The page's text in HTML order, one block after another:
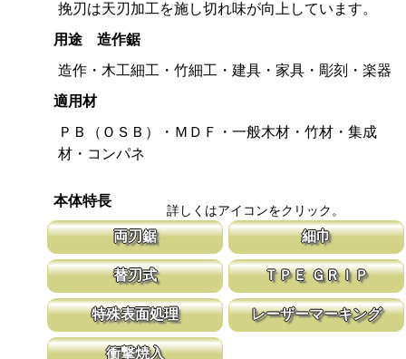
挽刃は天刃加工を施し切れ味が向上しています。
用途 造作鋸
造作・木工細工・竹細工・建具・家具・彫刻・楽器
適用材
ＰＢ（ＯＳＢ）・ＭＤＦ・一般木材・竹材・集成
材・コンパネ
本体特長
詳しくはアイコンをクリック。
両刃鋸
縦挽刃と横挽刃が１丁で使用頂ける造作用の両刃鋸です。 造作鋸
は目立ピッチが標準より小さな目立てを施し、仕上がりも重視して
います。
細巾
刃幅が従来のサイズよりも細くしてあり
幅が細いと安定性が増し、切れ味が向上し
替刃式
新しい鋸刃に取り替える事で、ご購入時の切れ味が復活します。
鋸刃のマーキング（右下）に替刃品番を明記しています。
ＴＰＥ ＧＲＩＰ
グリップ全体を軟質の樹脂で覆い、握りや
性を向上させ、和柄を採用したデザインが
す。
特殊表面処理
鋸刃表面にメッキ処理をして、サビから鋸をまもっています。 サ
ビにより切断材料を汚す心配がありません。
レーザーマーキング
衝撃焼入